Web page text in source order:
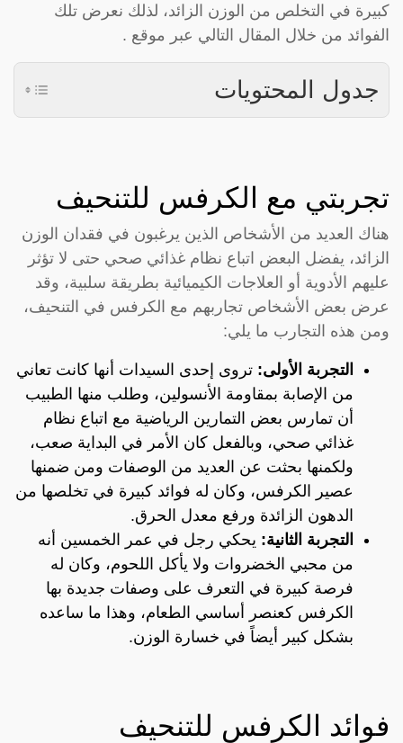
كبيرة في التخلص من الوزن الزائد، لذلك نعرض تلك
الفوائد من خلال المقال التالي عبر موقع .
جدول المحتويات
تجربتي مع الكرفس للتنحيف
هناك العديد من الأشخاص الذين يرغبون في فقدان الوزن
الزائد، يفضل البعض اتباع نظام غذائي صحي حتى لا تؤثر
عليهم الأدوية أو العلاجات الكيميائية بطريقة سلبية، وقد
عرض بعض الأشخاص تجاربهم مع الكرفس في التنحيف،
ومن هذه التجارب ما يلي:
التجربة الأولى: تروى إحدى السيدات أنها كانت تعاني
من الإصابة بمقاومة الأنسولين، وطلب منها الطبيب
أن تمارس بعض التمارين الرياضية مع اتباع نظام
غذائي صحي، وبالفعل كان الأمر في البداية صعب،
ولكمنها بحثت عن العديد من الوصفات ومن ضمنها
عصير الكرفس، وكان له فوائد كبيرة في تخلصها من
الدهون الزائدة ورفع معدل الحرق.
التجربة الثانية: يحكي رجل في عمر الخمسين أنه
من محبي الخضروات ولا يأكل اللحوم، وكان له
فرصة كبيرة في التعرف على وصفات جديدة بها
الكرفس كعنصر أساسي الطعام، وهذا ما ساعده
بشكل كبير أيضاً في خسارة الوزن.
فوائد الكرفس للتنحيف